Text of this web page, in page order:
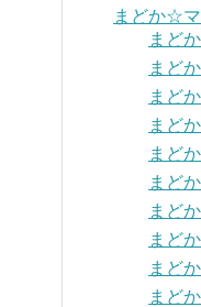
まどか☆
まど
まど
まど
まど
まど
まど
まど
まど
まど
まど